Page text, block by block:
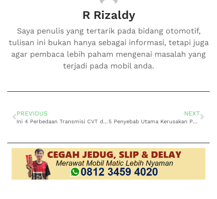
R Rizaldy
Saya penulis yang tertarik pada bidang otomotif,
tulisan ini bukan hanya sebagai informasi, tetapi juga
agar pembaca lebih paham mengenai masalah yang
terjadi pada mobil anda.
PREVIOUS
Ini 4 Perbedaan Transmisi CVT dan VVT Mobil Matic
NEXT
5 Penyebab Utama Kerusakan Pada Transmisi Mobil Matic, Apa Saja?